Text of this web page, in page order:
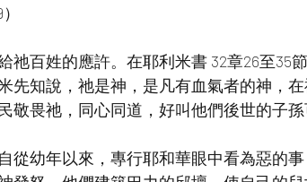
祂百姓的應許。在耶利米書 32章26至35節
先知說，祂是神，是凡有血氣者的神，
敬畏祂，同心同道，好叫他們後世的子孫
從幼年以來，專行耶和華眼中看為惡的